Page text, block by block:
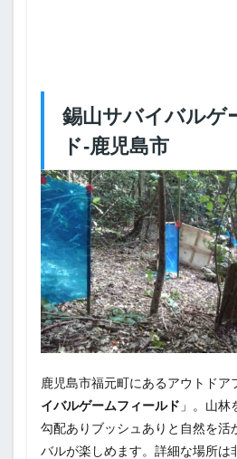
錫山サバイバルゲ
ド‐鹿児島市
鹿児島市福元町にあるアウトドア
イバルゲームフィールド 」。山
勾配ありブッシュありと自然を活
バルが楽しめます。詳細な場所は